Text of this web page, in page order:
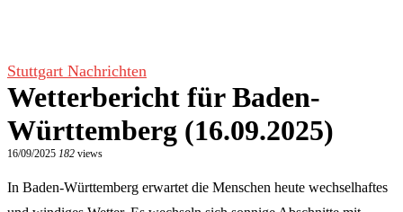
Stuttgart Nachrichten
Wetterbericht für Baden-
Württemberg (16.09.2025)
16/09/2025 182 views
In Baden-Württemberg erwartet die Menschen heute wechselhaftes